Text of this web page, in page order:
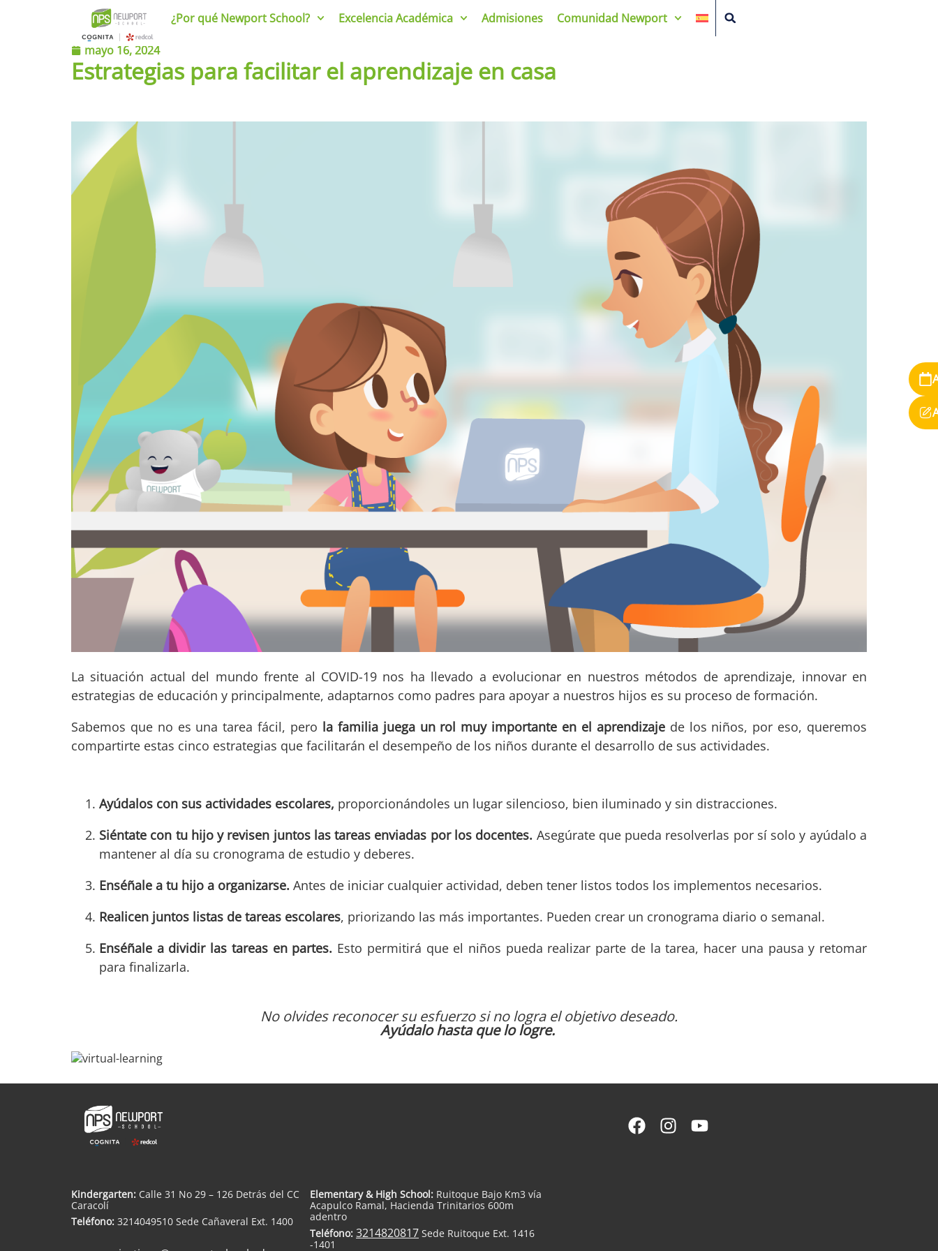
¿Por qué Newport School? Excelencia Académica Admisiones Comunidad Newport
mayo 16, 2024
Estrategias para facilitar el aprendizaje en casa
La situación actual del mundo frente al COVID-19 nos ha llevado a evolucionar en nuestros métodos de aprendizaje, innovar en
estrategias de educación y principalmente, adaptarnos como padres para apoyar a nuestros hijos es su proceso de formación.
Sabemos que no es una tarea fácil, pero la familia juega un rol muy importante en el aprendizajede los niños, por eso, queremos
compartirte estas cinco estrategias que facilitarán el desempeño de los niños durante el desarrollo de sus actividades.
Ayúdalos con sus actividades escolares, proporcionándoles un lugar silencioso, bien iluminado y sin distracciones.
Siéntate con tu hijo y revisen juntos las tareas enviadas por los docentes. Asegúrate que pueda resolverlas por sí solo y ayúdalo a
mantener al día su cronograma de estudio y deberes.
Enséñale a tu hijo a organizarse. Antes de iniciar cualquier actividad, deben tener listos todos los implementos necesarios.
Realicen juntos listas de tareas escolares, priorizando las más importantes. Pueden crear un cronograma diario o semanal.
Enséñale a dividir las tareas en partes. Esto permitirá que el niños pueda realizar parte de la tarea, hacer una pausa y retomar
para finalizarla.
No olvides reconocer su esfuerzo si no logra el objetivo deseado.
Ayúdalo hasta que lo logre.
Kindergarten: Calle 31 No 29 – 126 Detrás del CC
Caracolí
Teléfono: 3214049510 Sede Cañaveral Ext. 1400
Elementary & High School: Ruitoque Bajo Km3 vía
Acapulco Ramal, Hacienda Trinitarios 600m
adentro
Teléfono: 3214820817 Sede Ruitoque Ext. 1416
-1401